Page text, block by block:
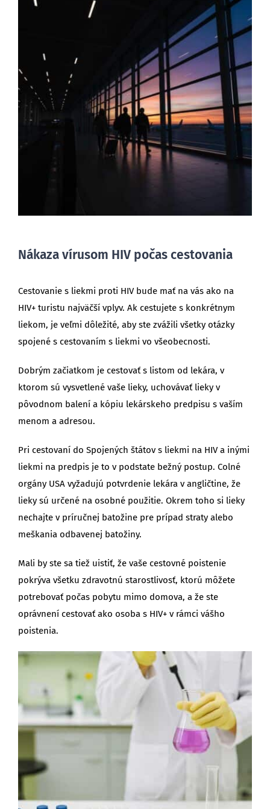
Nákaza vírusom HIV počas cestovania
Cestovanie s liekmi proti HIV bude mať na vás ako na
HIV+ turistu najväčší vplyv. Ak cestujete s konkrétnym
liekom, je veľmi dôležité, aby ste zvážili všetky otázky
spojené s cestovaním s liekmi vo všeobecnosti.
Dobrým začiatkom je cestovať s listom od lekára, v
ktorom sú vysvetlené vaše lieky, uchovávať lieky v
pôvodnom balení a kópiu lekárskeho predpisu s vaším
menom a adresou.
Pri cestovaní do Spojených štátov s liekmi na HIV a inými
liekmi na predpis je to v podstate bežný postup. Colné
orgány USA vyžadujú potvrdenie lekára v angličtine, že
lieky sú určené na osobné použitie. Okrem toho si lieky
nechajte v príručnej batožine pre prípad straty alebo
meškania odbavenej batožiny.
Mali by ste sa tiež uistiť, že vaše cestovné poistenie
pokrýva všetku zdravotnú starostlivosť, ktorú môžete
potrebovať počas pobytu mimo domova, a že ste
oprávnení cestovať ako osoba s HIV+ v rámci vášho
poistenia.